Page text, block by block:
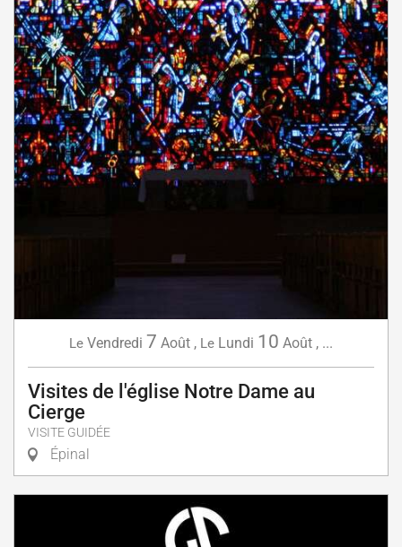
Le Vendredi 7 Août , Le Lundi 10 Août , ...
Visites de l'église Notre Dame au
Cierge
VISITE GUIDÉE
Épinal